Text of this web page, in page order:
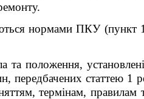
нормами ПКУ (пункт
та положення,
передбачених статтею 1
термінам,